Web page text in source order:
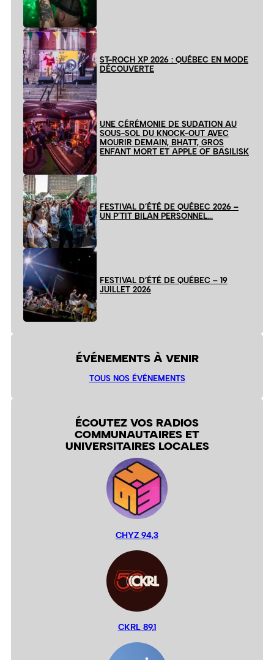
ST-ROCH XP 2026 : QUÉBEC EN MODE
DÉCOUVERTE
UNE CÉRÉMONIE DE SUDATION AU
SOUS-SOL DU KNOCK-OUT AVEC
MOURIR DEMAIN, BHATT, GROS
ENFANT MORT ET APPLE OF BASILISK
FESTIVAL D’ÉTÉ DE QUÉBEC 2026 –
UN P’TIT BILAN PERSONNEL…
FESTIVAL D’ÉTÉ DE QUÉBEC – 19
JUILLET 2026
ÉVÉNEMENTS À VENIR
TOUS NOS ÉVÉNEMENTS
ÉCOUTEZ VOS RADIOS
COMMUNAUTAIRES ET
UNIVERSITAIRES LOCALES
CHYZ 94,3
CKRL 89,1